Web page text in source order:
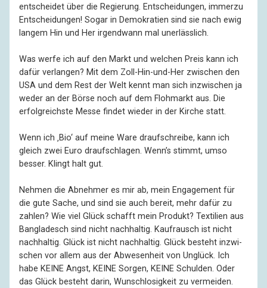
entscheidet über die Regierung. Entschei­dungen, immerzu
Entschei­dungen! Sogar in Demo­kratien sind sie nach ewig
langem Hin und Her irgend­wann mal unerlässlich.
Was werfe ich auf den Markt und welchen Preis kann ich
dafür verlangen? Mit dem Zoll-Hin-und-Her zwischen den
USA und dem Rest der Welt kennt man sich inzwischen ja
weder an der Börse noch auf dem Flohmarkt aus. Die
erfolgreichste Messe findet wieder in der Kirche statt.
Wenn ich ‚Bio‘ auf meine Ware draufschreibe, kann ich
gleich zwei Euro draufschlagen. Wenn’s stimmt, umso
besser. Klingt halt gut.
Nehmen die Abnehmer es mir ab, mein Engagement für
die gute Sache, und sind sie auch bereit, mehr dafür zu
zahlen? Wie viel Glück schafft mein Produkt? Textilien aus
Bangladesch sind nicht nachhaltig. Kauf­rausch ist nicht
nachhaltig. Glück ist nicht nachhaltig. Glück besteht inzwi­
schen vor allem aus der Abwesen­heit von Unglück. Ich
habe KEINE Angst, KEINE Sorgen, KEINE Schulden. Oder
das Glück besteht darin, Wunschlosigkeit zu vermeiden.